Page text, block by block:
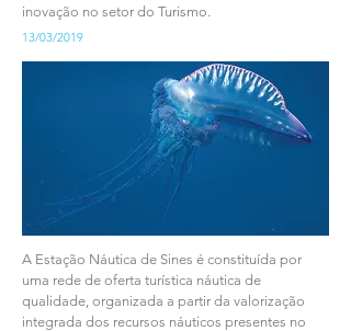
inovação no setor do Turismo.
13/03/2019
A Estação Náutica de Sines é constituída por
uma rede de oferta turística náutica de
qualidade, organizada a partir da valorização
integrada dos recursos náuticos presentes no